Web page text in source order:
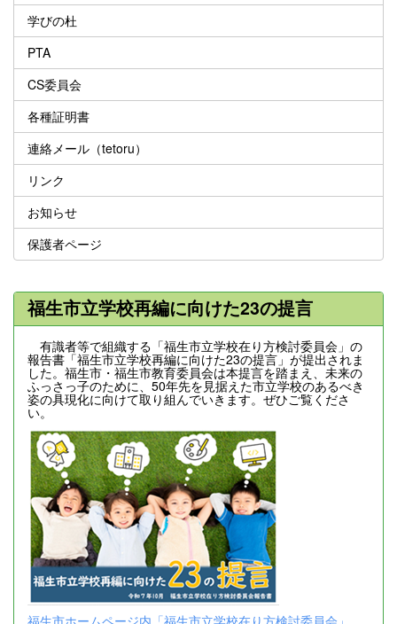
学びの杜
PTA
CS委員会
各種証明書
連絡メール（tetoru）
リンク
お知らせ
保護者ページ
福生市立学校再編に向けた23の提言
有識者等で組織する「福生市立学校在り方検討委員会」の
報告書「福生市立学校再編に向けた23の提言」が提出されま
した。福生市・福生市教育委員会は本提言を踏まえ、未来の
ふっさっ子のために、50年先を見据えた市立学校のあるべき
姿の具現化に向けて取り組んでいきます。ぜひご覧くださ
い。
福生市ホームページ内「福生市立学校在り方検討委員会」